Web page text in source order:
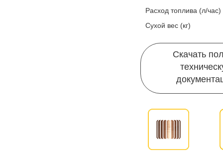
Расход топлива (л/час)
Сухой вес (кг)
Скачать